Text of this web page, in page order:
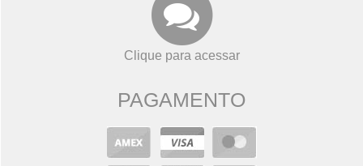
Clique para acessar
PAGAMENTO